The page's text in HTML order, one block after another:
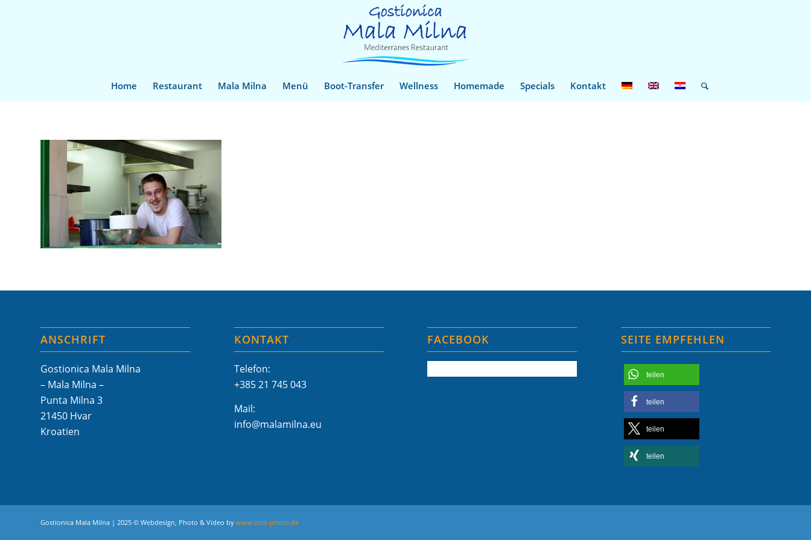
Home Restaurant Mala Milna Menü Boot-Transfer Wellness Homemade Specials Kontakt
ANSCHRIFT
Gostionica Mala Milna
– Mala Milna –
Punta Milna 3
21450 Hvar
Kroatien
KONTAKT
Telefon:
+385 21 745 043
Mail:
info@malamilna.eu
FACEBOOK SEITE EMPFEHLEN
teilen
teilen
teilen
teilen
Gostionica Mala Milna | 2025 © Webdesign, Photo & Video by www.otto-photo.de